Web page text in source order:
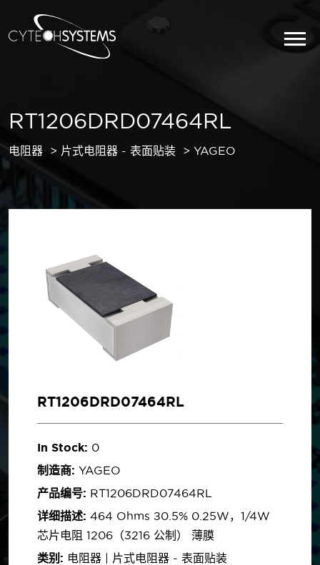
RT1206DRD07464RL
电阻器 片式电阻器 - 表面贴装 YAGEO
RT1206DRD07464RL
In Stock: 0
制造商: YAGEO
产品编号: RT1206DRD07464RL
详细描述: 464 Ohms ±0.5% 0.25W，1/4W
芯片电阻 1206（3216 公制） 薄膜
类别: 电阻器 | 片式电阻器 - 表面贴装